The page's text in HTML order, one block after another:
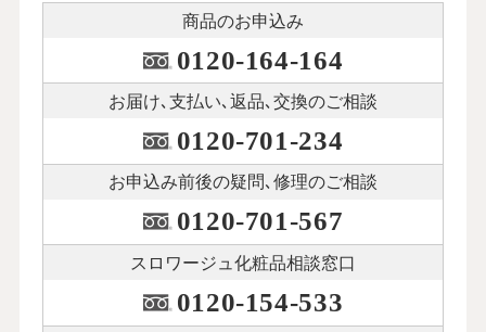
商品のお申込み
0120-164-164
お届け､支払い､ 返品､交換のご相談
0120-701-234
お申込み前後の疑問､修理のご相談
0120-701-567
スロワージュ化粧品相談窓口
0120-154-533